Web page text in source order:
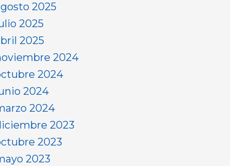
2025
2025
2025
2024
2024
2024
2024
2023
2023
2023